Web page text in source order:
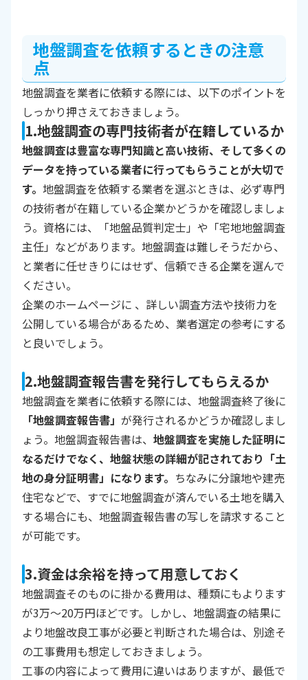
地盤調査を依頼するときの注意
点
地盤調査を業者に依頼する際には、以下のポイントを
しっかり押さえておきましょう。
1.地盤調査の専門技術者が在籍しているか
地盤調査は豊富な専門知識と高い技術、そして多くの
データを持っている業者に行ってもらうことが大切で
す。 地盤調査を依頼する業者を選ぶときは、必ず専門
の技術者が在籍している企業かどうかを確認しましょ
う。資格には、「地盤品質判定士」や「宅地地盤調査
主任」などがあります。地盤調査は難しそうだから、
と業者に任せきりにはせず、信頼できる企業を選んで
ください。
企業のホームページに 、詳しい調査方法や技術力を
公開している場合があるため、業者選定の参考にする
と良いでしょう。
2.地盤調査報告書を発行してもらえるか
地盤調査を業者に依頼する際には、地盤調査終了後に
「地盤調査報告書」 が発行されるかどうか確認しまし
ょう。地盤調査報告書は、 地盤調査を実施した証明に
なるだけでなく、地盤状態の詳細が記されており「土
地の身分証明書」になります。 ちなみに分譲地や建売
住宅などで、すでに地盤調査が済んでいる土地を購入
する場合にも、地盤調査報告書の写しを請求すること
が可能です。
3.資金は余裕を持って用意しておく
地盤調査そのものに掛かる費用は、種類にもよります
が3万～20万円ほどです。しかし、地盤調査の結果に
より地盤改良工事が必要と判断された場合は、別途そ
の工事費用も想定しておきましょう。
工事の内容によって費用に違いはありますが、最低で